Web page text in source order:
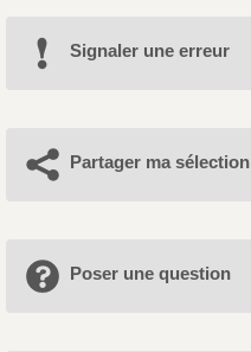
Signaler une erreur
Partager ma sélection
Poser une question